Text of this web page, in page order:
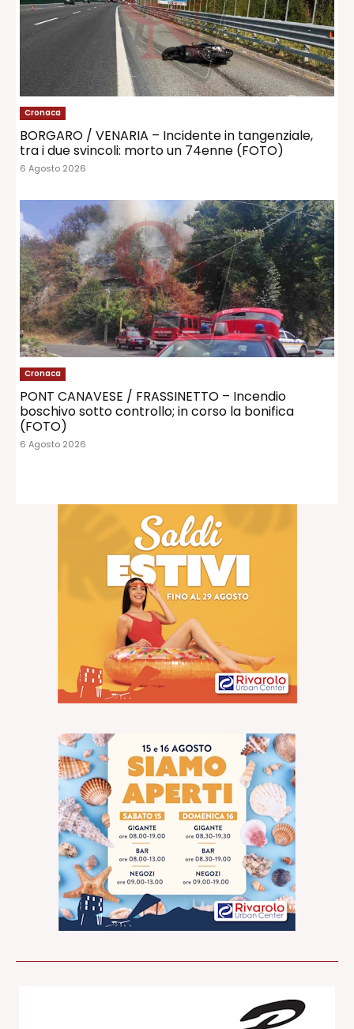
Cronaca
BORGARO / VENARIA – Incidente in tangenziale,
tra i due svincoli: morto un 74enne (FOTO)
6 Agosto 2026
Cronaca
PONT CANAVESE / FRASSINETTO – Incendio
boschivo sotto controllo; in corso la bonifica
(FOTO)
6 Agosto 2026